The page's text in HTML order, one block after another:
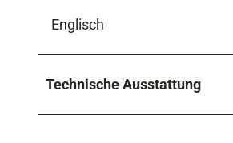
Englisch
Technische Ausstattung